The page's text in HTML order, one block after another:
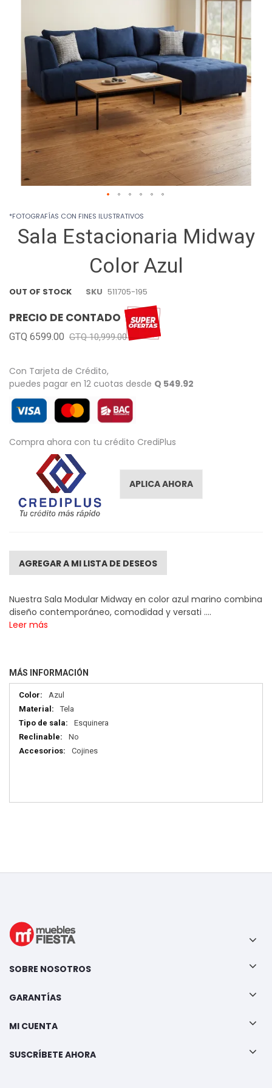
Sala Estacionaria Midway
Color Azul
OUT OF STOCK SKU 511705-195
PRECIO DE CONTADO
GTQ 6599.00 GTQ 10,999.00
Con Tarjeta de Crédito,
puedes pagar en 12 cuotas desde Q 549.92
Compra ahora con tu crédito CrediPlus
APLICA AHORA
AGREGAR A MI LISTA DE DESEOS
Nuestra Sala Modular Midway en color azul marino combina
diseño contemporáneo, comodidad y versati ....
Leer más
to
the
beginning
gallery
*FOTOGRAFÍAS CON FINES ILUSTRATIVOS
MÁS INFORMACIÓN
Más
información
Azul
Tela
Esquinera
No
Cojines
SOBRE NOSOTROS
GARANTÍAS
MI CUENTA
SUSCRÍBETE AHORA